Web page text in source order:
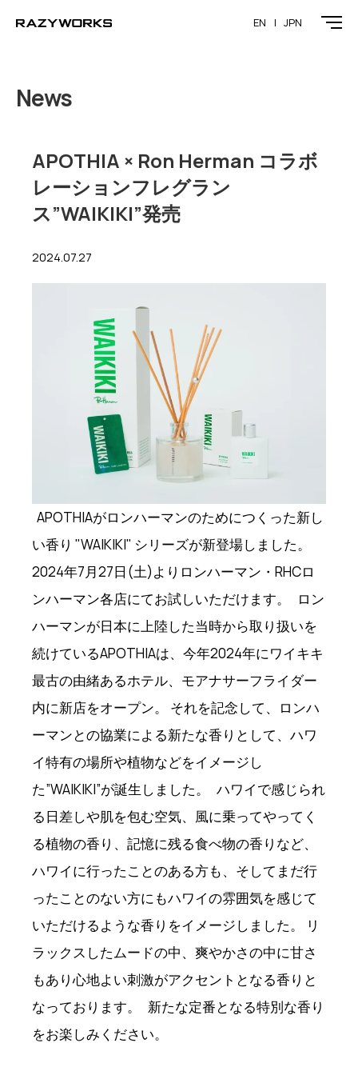
News
APOTHIA × Ron Herman コラボ
レーションフレグラン
ス”WAIKIKI”発売
2024.07.27
APOTHIAがロンハーマンのためにつくった新し
い香り "WAIKIKI" シリーズが新登場しました。
2024年7月27日(土)よりロンハーマン・RHCロ
ンハーマン各店にてお試しいただけます。 ロン
ハーマンが日本に上陸した当時から取り扱いを
続けているAPOTHIAは、今年2024年にワイキキ
最古の由緒あるホテル、モアナサーフライダー
内に新店をオープン。 それを記念して、ロンハ
ーマンとの協業による新たな香りとして、ハワ
イ特有の場所や植物などをイメージし
た”WAIKIKI”が誕生しました。 ハワイで感じられ
る日差しや肌を包む空気、風に乗ってやってく
る植物の香り、記憶に残る食べ物の香りなど、
ハワイに行ったことのある方も、そしてまだ行
ったことのない方にもハワイの雰囲気を感じて
いただけるような香りをイメージしました。 リ
ラックスしたムードの中、爽やかさの中に甘さ
もあり心地よい刺激がアクセントとなる香りと
なっております。 新たな定番となる特別な香り
をお楽しみください。
EN JPN